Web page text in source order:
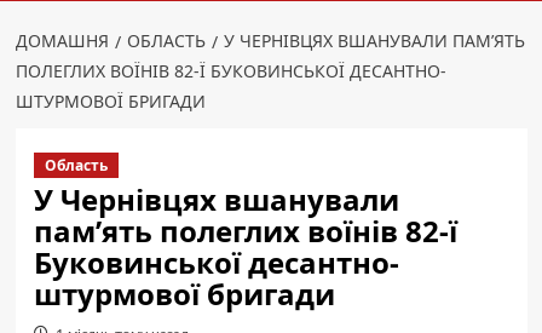
ДОМАШНЯ ОБЛАСТЬ
У ЧЕРНІВЦЯХ ВШАНУВАЛИ ПАМ’ЯТЬ
ПОЛЕГЛИХ ВОЇНІВ 82-Ї БУКОВИНСЬКОЇ ДЕСАНТНО-
ШТУРМОВОЇ БРИГАДИ
Область
У Чернівцях вшанували
пам’ять полеглих воїнів 82-ї
Буковинської десантно-
штурмової бригади